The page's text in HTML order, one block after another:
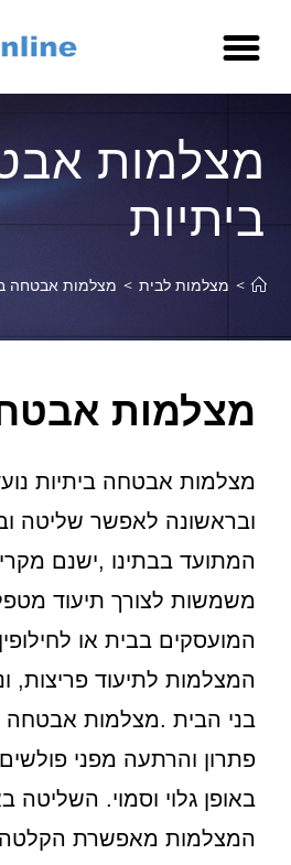
מצלמות
ביתיות
> מצלמות לבית > מצלמות אבטחה
מצלמות
מצלמות אבטחה ביתיות
ובראשונה לאפשר שליטה
המתועד בבתינו ,ישנם
משמשות לצורך תיעוד
המועסקים בבית או
המצלמות לתיעוד פריצות,
בני הבית .מצלמות אבטחה
פתרון והרתעה מפני פולשים
באופן גלוי וסמוי. השליטה
המצלמות מאפשרת הקלטה